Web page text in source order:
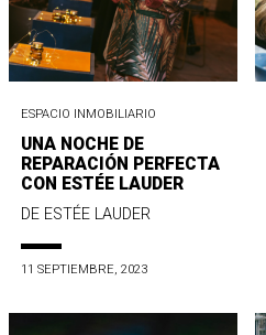
ESPACIO INMOBILIARIO
UNA NOCHE DE
REPARACIÓN PERFECTA
CON ESTÉE LAUDER
DE ESTÉE LAUDER
11 SEPTIEMBRE, 2023